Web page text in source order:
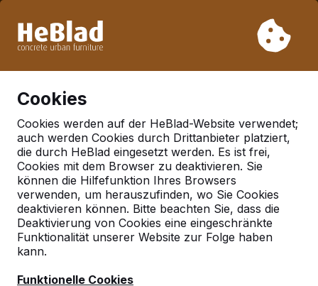
Woche 33 nicht. Bitte berücksichtigen Sie daher längere
Cookies
Cookies werden auf der HeBlad-Website verwendet;
auch werden Cookies durch Drittanbieter platziert,
die durch HeBlad eingesetzt werden. Es ist frei,
Cookies mit dem Browser zu deaktivieren. Sie
können die Hilfefunktion Ihres Browsers
verwenden, um herauszufinden, wo Sie Cookies
deaktivieren können. Bitte beachten Sie, dass die
Deaktivierung von Cookies eine eingeschränkte
Funktionalität unserer Website zur Folge haben
kann.
Funktionelle Cookies
Deutschland
Referenties in:
Steinhagen